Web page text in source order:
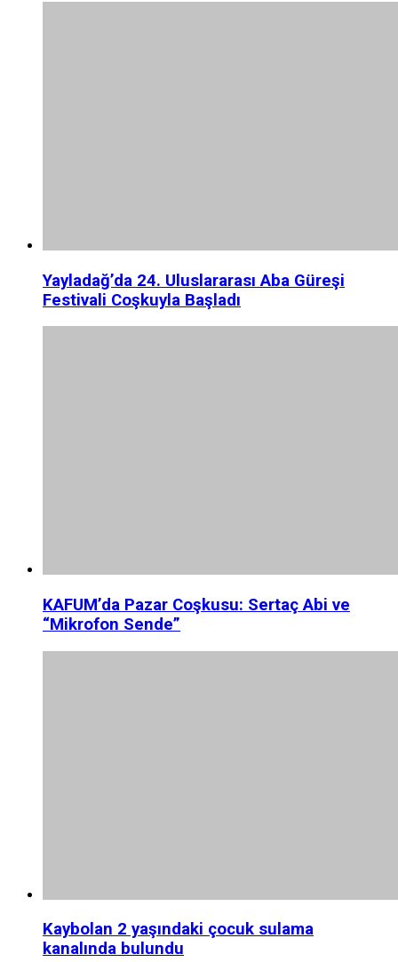
Yayladağ’da 24. Uluslararası Aba Güreşi
Festivali Coşkuyla Başladı
KAFUM’da Pazar Coşkusu: Sertaç Abi ve
“Mikrofon Sende”
Kaybolan 2 yaşındaki çocuk sulama
kanalında bulundu